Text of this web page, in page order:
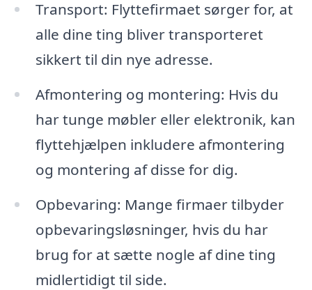
Transport: Flyttefirmaet sørger for, at
alle dine ting bliver transporteret
sikkert til din nye adresse.
Afmontering og montering: Hvis du
har tunge møbler eller elektronik, kan
flyttehjælpen inkludere afmontering
og montering af disse for dig.
Opbevaring: Mange firmaer tilbyder
opbevaringsløsninger, hvis du har
brug for at sætte nogle af dine ting
midlertidigt til side.